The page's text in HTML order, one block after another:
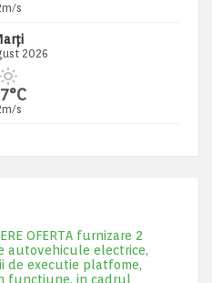
s
2026
s
OFERTA furnizare 2
autovehicule electrice,
de executie platfome,
functiune, in cadrul